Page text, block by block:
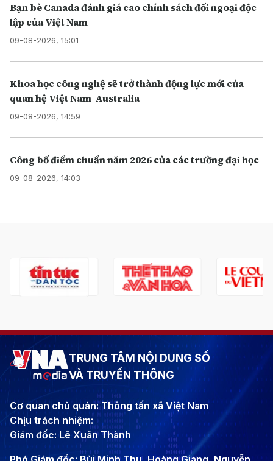
Bạn bè Canada đánh giá cao chính sách đối ngoại độc
lập của Việt Nam
09-08-2026, 15:01
Khoa học công nghệ sẽ trở thành động lực mới của
quan hệ Việt Nam-Australia
09-08-2026, 14:59
Công bố điểm chuẩn năm 2026 của các trường đại học
09-08-2026, 14:03
TRUNG TÂM NỘI DUNG SỐ
VÀ TRUYỀN THÔNG
Cơ quan chủ quản: Thông tấn xã Việt Nam
Chịu trách nhiệm:
Giám đốc: Lê Xuân Thành